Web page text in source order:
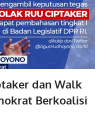
dan Walk
Berkoalisi